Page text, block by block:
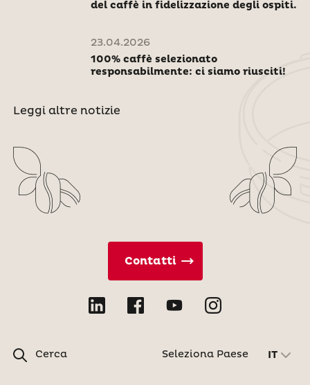
del caffè in fidelizzazione degli ospiti.
23.04.2026
100% caffè selezionato
responsabilmente: ci siamo riusciti!
Leggi altre notizie
Cerca
Contatti
Seleziona Paese IT